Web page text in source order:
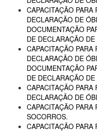
CAPACITAÇÃO
DECLARAÇÃO DE
DOCUMENTAÇÃO
DE DECLARAÇÃO
CAPACITAÇÃO
DECLARAÇÃO DE
DOCUMENTAÇÃO
DE DECLARAÇÃO
CAPACITAÇÃO
DECLARAÇÃO DE
CAPACITAÇÃO
SOCORROS.
CAPACITAÇÃO